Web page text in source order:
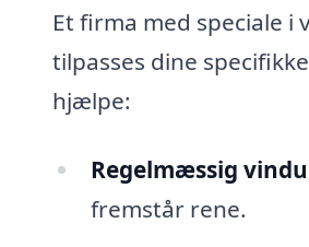
Et firma med speciale
tilpasses dine
hjælpe:
Regelmæssig
fremstår rene.